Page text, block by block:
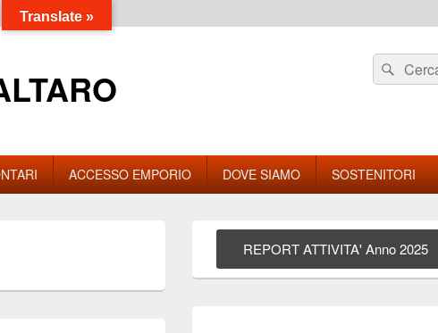
Cerca:Cerca
ACCESSO EMPORIO DOVE SIAMO SOSTENITORI
laterale
REPORT ATTIVITA' Anno 2025
Translate »